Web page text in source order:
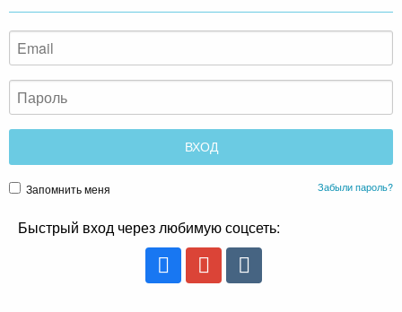
Запомнить меня Забыли пароль?
Быстрый вход через любимую соцсеть: